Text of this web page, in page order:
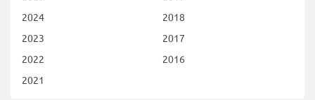
2024
2023
2022
2021
2018
2017
2016